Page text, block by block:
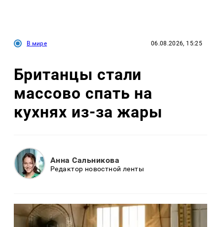
В мире 06.08.2026, 15:25
Британцы стали
массово спать на
кухнях из-за жары
Анна Сальникова
Редактор новостной ленты